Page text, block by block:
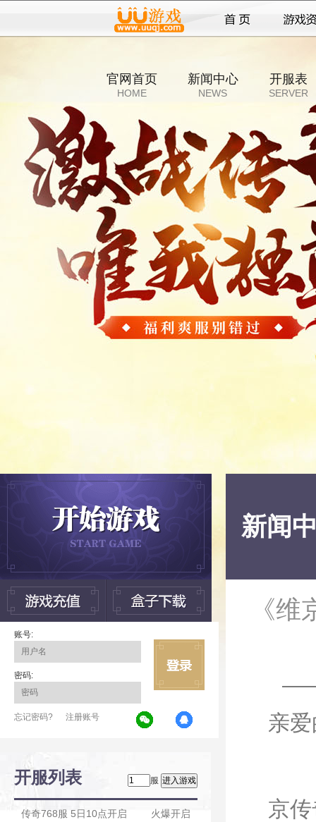
官网首页
HOME
新闻中心
NEWS
开服表
SERVER
账号:
密码:
忘记密码? 注册账号
开服列表 服
火爆开启
传奇768服 5日10点开启
新闻
《
亲
京